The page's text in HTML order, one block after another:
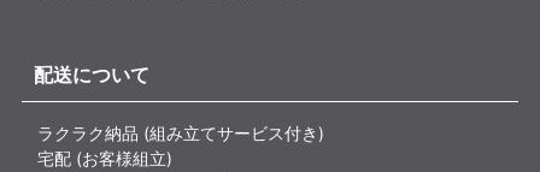
配送について
ラクラク納品 (組み立てサービス付き)
宅配 (お客様組立)